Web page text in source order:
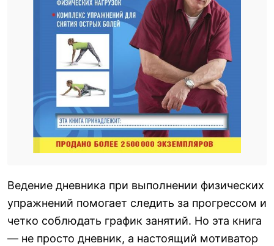
Ведение дневника при выполнении физических
упражнений помогает следить за прогрессом и
четко соблюдать график занятий. Но эта книга
— не просто дневник, а настоящий мотиватор